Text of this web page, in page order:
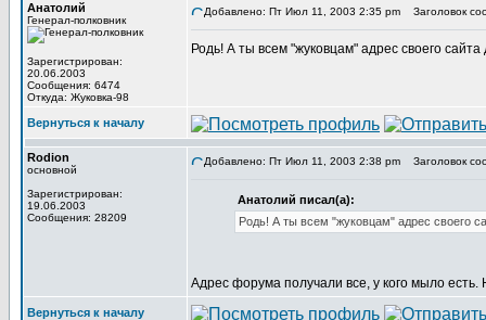
Анатолий
Генерал-полковник
Зарегистрирован:
20.06.2003
Сообщения: 6474
Откуда: Жуковка-98
Добавлено: Пт Июл 11, 2003 2:35 pm Заголовок
Родь! А ты всем "жуковцам" адрес своего
Вернуться к началу
Rodion
основной
Зарегистрирован:
19.06.2003
Сообщения: 28209
Добавлено: Пт Июл 11, 2003 2:38 pm Заголовок
Анатолий писал(а):
Родь! А ты всем "жуковцам" адрес своего
Адрес форума получали все, у кого мыло
Вернуться к началу